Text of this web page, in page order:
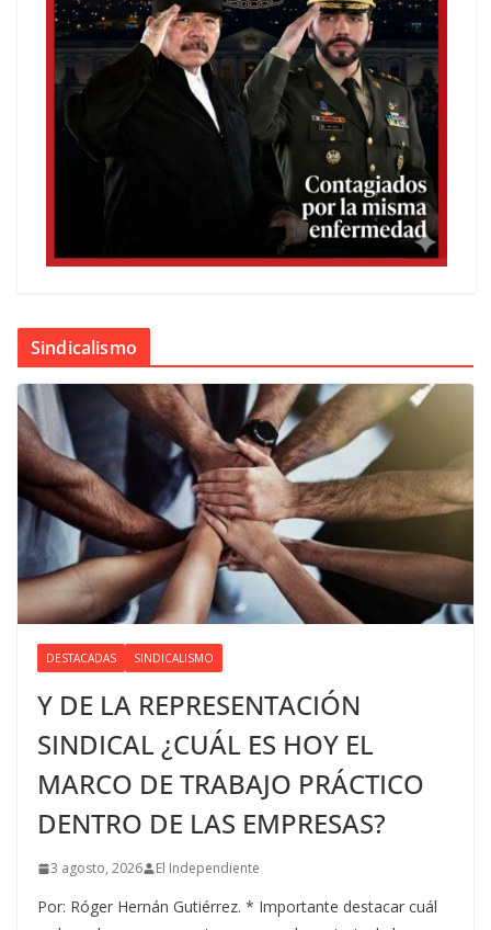
Sindicalismo
DESTACADAS SINDICALISMO
Y DE LA REPRESENTACIÓN
SINDICAL ¿CUÁL ES HOY EL
MARCO DE TRABAJO PRÁCTICO
DENTRO DE LAS EMPRESAS?
3 agosto, 2026 El Independiente
Por: Róger Hernán Gutiérrez. * Importante destacar cuál